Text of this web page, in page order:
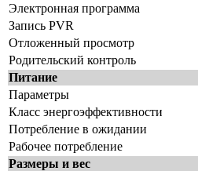
Электронная программа
Запись PVR
Отложенный просмотр
Родительский контроль
Питание
Параметры
Класс энергоэффективности
Потребление в ожидании
Рабочее потребление
Размеры и вес